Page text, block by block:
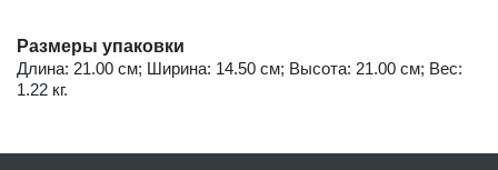
Размеры упаковки
Длина: 21.00 см; Ширина: 14.50 см; Высота: 21.00 см; Вес:
1.22 кг.